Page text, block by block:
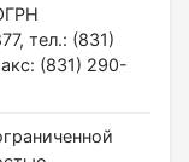
тел.: (831)
(831) 290-